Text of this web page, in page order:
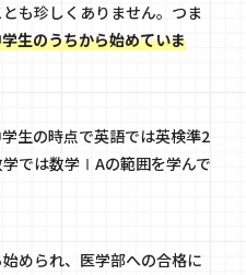
も珍しくありません。つま
生のうちから始めていま
生の時点で英語では英検準2
では数学ⅠAの範囲を学んで
められ、医学部への合格に